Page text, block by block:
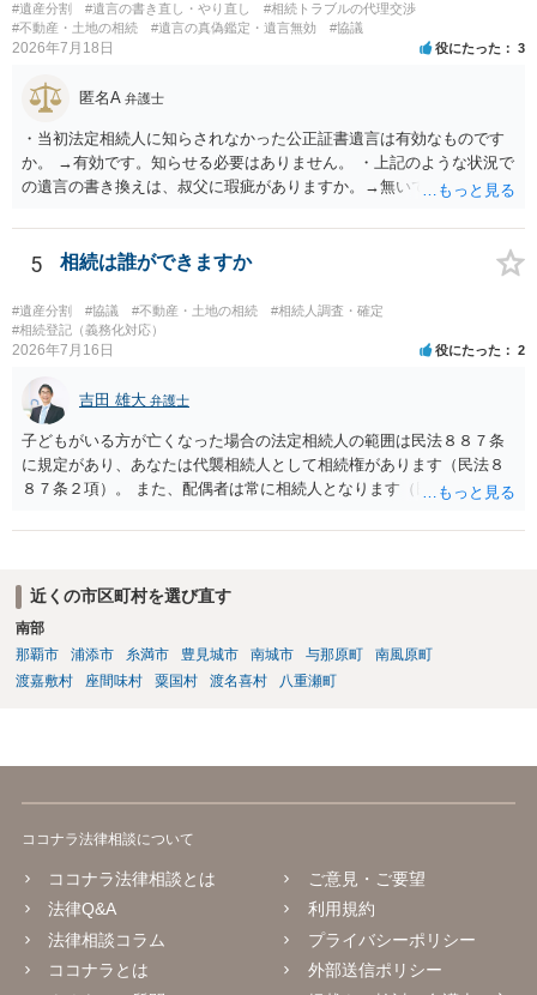
#遺産分割 #遺言の書き直し・やり直し
#相続トラブルの代理交渉
#不動産・土地の相続
#遺言の真偽鑑定・遺言無効 #協議
2026年7月18日 役にたった 3
匿名A 弁護士
・当初法定相続人に知らされなかった公正証書遺言は有効なものです
か。 →有効です。知らせる必要はありません。 ・上記のような状況で
の遺言の書き換えは、叔父に瑕疵がありますか。→無いです。 ・分割
ますか。 →本人が自由に決められますので、どこが妥当とは言えない
です。客観的な基準もありません。 ・できれば穏やかに、分割を拒否
ないということでしょうか。遺言で、受取を指定されててもいらない
と拒否することはできます。理由を説明する必要はありません。
5 相続は誰ができますか
#遺産分割 #協議 #不動産・土地の相続
#相続人調査・確定
#相続登記（義務化対応）
2026年7月16日 役にたった 2
吉田 雄大 弁護士
子どもがいる方が亡くなった場合の法定相続人の範囲は民法８８７条
に規定があり、あなたは代襲相続人として相続権があります（民法８
８７条２項）。 また、配偶者は常に相続人となります（民法８９０
も相続権があります。つまり、孫５人に加えて「おじ又はおば」にも
近くの市区町村を選び直す
南部
那覇市
浦添市 糸満市 豊見城市 南城市 与那原町
南風原町
渡嘉敷村
座間味村 粟国村 渡名喜村 八重瀬町
ココナラ法律相談について
ココナラ法律相談とは
法律Q&A
法律相談コラム
ココナラとは
ご意見・ご要望
利用規約
プライバシーポリシー
外部送信ポリシー